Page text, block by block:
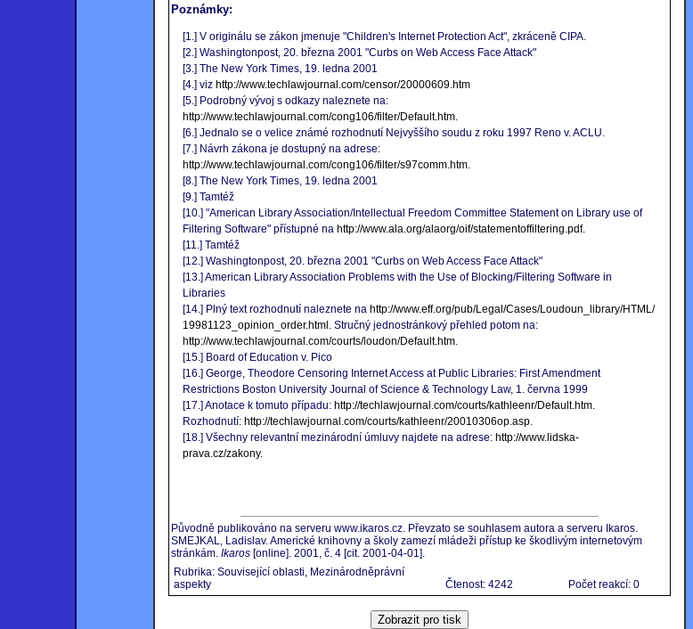
Poznámky:
[1.] V originálu se zákon jmenuje "Children's Internet Protection Act", zkráceně CIPA.
[2.] Washingtonpost, 20. března 2001 "Curbs on Web Access Face Attack"
[3.] The New York Times, 19. ledna 2001
[4.] vizhttp://www.techlawjournal.com/censor/20000609.htm
[5.] Podrobný vývoj s odkazy naleznete na:
http://www.techlawjournal.com/cong106/filter/Default.htm.
[6.] Jednalo se o velice známé rozhodnutí Nejvyššího soudu z roku 1997 Reno v. ACLU.
[7.] Návrh zákona je dostupný na adrese:
http://www.techlawjournal.com/cong106/filter/s97comm.htm
[8.] The New York Times, 19. ledna 2001
[9.] Tamtéž
[10.] "American Library Association/Intellectual Freedom Committee Statement on Library use of
Filtering Software" přístupné nahttp://www.ala.org/alaorg/oif/statementoffiltering.pdf.
[11.] Tamtéž
[12.] Washingtonpost, 20. března 2001 "Curbs on Web Access Face Attack"
[13.] American Library Association Problems with the Use of Blocking/Filtering Software in
Libraries
[14.] Plný text rozhodnutí naleznete nahttp://www.eff.org/pub/Legal/Cases/Loudoun_library/HTML/
19981123_opinion_order.html . Stručný jednostránkový přehled potom na:
http://www.techlawjournal.com/courts/loudon/Default.htm
[15.] Board of Education v. Pico
[16.] George, Theodore Censoring Internet Access at Public Libraries: First Amendment
Restrictions Boston University Journal of Science & Technology Law, 1. června 1999
[17.] Anotace k tomuto případu:http://techlawjournal.com/courts/kathleenr/Default.htm
Rozhodnutí:http://techlawjournal.com/courts/kathleenr/20010306op.asp
[18.] Všechny relevantní mezinárodní úmluvy najdete na adrese:http://www.lidska-
prava.cz/zakony.
Původně publikováno na serveru www.ikaros.cz. Převzato se souhlasem autora a serveru Ikaros.
SMEJKAL, Ladislav. Americké knihovny a školy zamezí mládeži přístup ke škodlivým internetovým
stránkám. Ikaros [online]. 2001, č. 4 [cit. 2001-04-01].
Rubrika: Související oblasti, Mezinárodněprávní
aspekty
Čtenost: 4242 Počet reakcí: 0